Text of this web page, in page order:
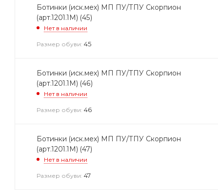
Ботинки (иск.мех) МП ПУ/ТПУ Скорпион
(арт.1201.1М) (45)
Нет в наличии
Размер обуви: 45
Ботинки (иск.мех) МП ПУ/ТПУ Скорпион
(арт.1201.1М) (46)
Нет в наличии
Размер обуви: 46
Ботинки (иск.мех) МП ПУ/ТПУ Скорпион
(арт.1201.1М) (47)
Нет в наличии
Размер обуви: 47